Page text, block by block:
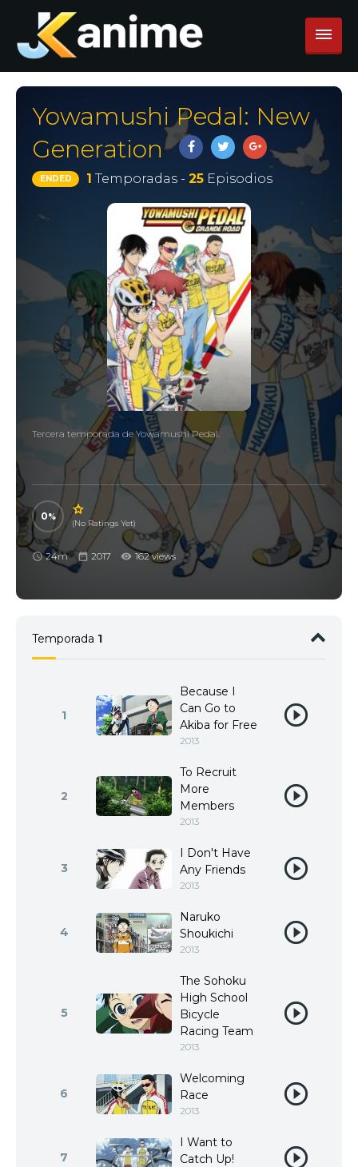
Yowamushi Pedal: New
Generation
ENDED 1 Temporadas - 25Episodios
Tercera temporada de Yowamushi Pedal.
0
(No Ratings Yet)
24m 2017 162 views
Temporada 1
1
Because I
Can Go to
Akiba for Free
2013
2
To Recruit
More
Members
2013
3
I Don't Have
Any Friends
2013
4
Naruko
Shoukichi
2013
5
The Sohoku
High School
Bicycle
Racing Team
2013
6
Welcoming
Race
2013
7
I Want to
Catch Up!